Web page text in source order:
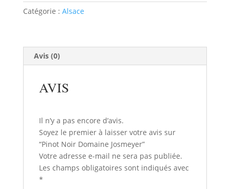
Domaine
Josmeyer
Catégorie : Alsace
Avis (0)
AVIS
Il n’y a pas encore d’avis.
Soyez le premier à laisser votre avis sur
“Pinot Noir Domaine Josmeyer”
Votre adresse e-mail ne sera pas publiée.
Les champs obligatoires sont indiqués avec
*